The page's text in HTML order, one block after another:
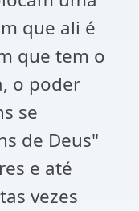
que ali é
que tem o
o poder
se
de Deus"
e até
vezes